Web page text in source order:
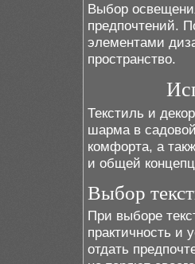
Выбор
предпочтений.
элементами
пространство.
Текстиль и
шарма в
комфорта, а
и общей
Выбор
При выборе
практичность и
отдать